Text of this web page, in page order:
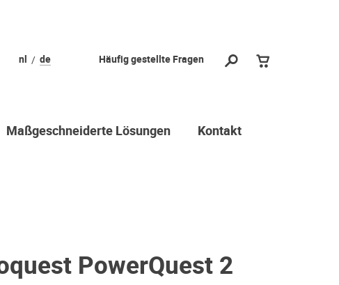
Häufig gestellte Fragen
nl de
Maßgeschneiderte Lösungen Kontakt
PowerQuest 2